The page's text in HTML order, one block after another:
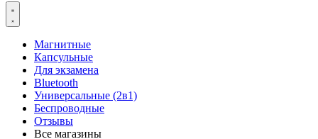
Магнитные
Капсульные
Для экзамена
Bluetooth
Универсальные (2в1)
Беспроводные
Отзывы
Все магазины